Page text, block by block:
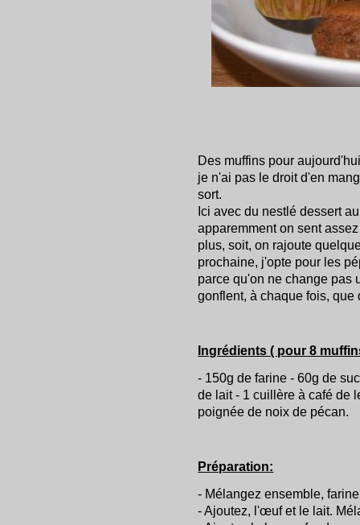
Des muffins pour
je n'ai pas le droit d'en
sort.
Ici avec du nestlé dessert
apparemment on sent
plus, soit, on rajoute
prochaine, j'opte pour les
parce qu'on ne change pas
gonflent, à chaque fois, que
Ingrédients ( pour 8
- 150g de farine - 60g de
de lait - 1 cuillère à café de
poignée de noix de pécan.
Préparation:
- Mélangez ensemble,
- Ajoutez, l'œuf et le lait.